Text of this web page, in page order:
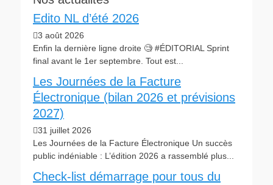
Edito NL d’été 2026
3 août 2026
Enfin la dernière ligne droite 🧐 #ÉDITORIAL Sprint
final avant le 1er septembre. Tout est...
Les Journées de la Facture
Électronique (bilan 2026 et prévisions
2027)
31 juillet 2026
Les Journées de la Facture Électronique Un succès
public indéniable : L’édition 2026 a rassemblé plus...
Check-list démarrage pour tous du